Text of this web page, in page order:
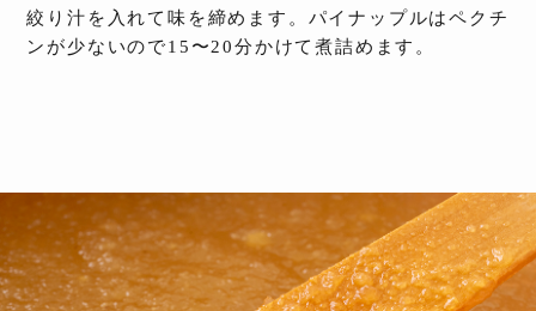
絞り汁を入れて味を締めます。パイナップルはペクチ
ンが少ないので15〜20分かけて煮詰めます。